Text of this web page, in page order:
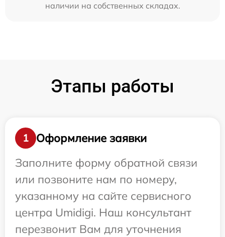
наличии на собственных складах.
Этапы работы
1
Оформление заявки
Заполните форму обратной связи
или позвоните нам по номеру,
указанному на сайте сервисного
центра Umidigi. Наш консультант
перезвонит Вам для уточнения